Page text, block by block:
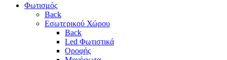
Φωτισμός
Back
Εσωτερικού Χώρου
Back
Led Φωτιστικά
Οροφής